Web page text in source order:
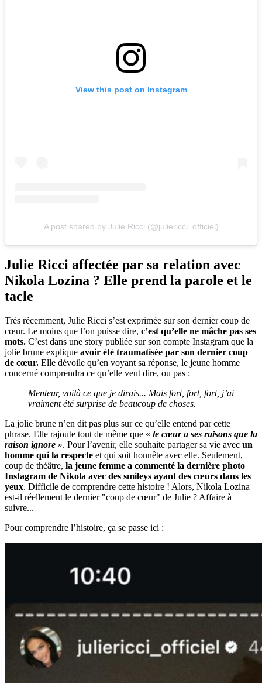
View this post on Instagram
A post shared by Julie Ricci (@juliericci_officiel)
Julie Ricci affectée par sa relation avec
Nikola Lozina ? Elle prend la parole et le
tacle
Très récemment, Julie Ricci s’est exprimée sur son dernier coup de
cœur. Le moins que l’on puisse dire, c’est qu’elle ne mâche pas ses
mots. C’est dans une story publiée sur son compte Instagram que la
jolie brune explique avoir été traumatisée par son dernier coup
de cœur. Elle dévoile qu’en voyant sa réponse, le jeune homme
concerné comprendra ce qu’elle veut dire, ou pas :
Menteur, voilà ce que je dirais... Mais fort, fort, fort, j’ai
vraiment été surprise de beaucoup de choses.
La jolie brune n’en dit pas plus sur ce qu’elle entend par cette
phrase. Elle rajoute tout de même que « le cœur a ses raisons que la
raison ignore ». Pour l’avenir, elle souhaite partager sa vie avec un
homme qui la respecte et qui soit honnête avec elle. Seulement,
coup de théâtre, la jeune femme a commenté la dernière photo
Instagram de Nikola avec des smileys ayant des cœurs dans les
yeux. Difficile de comprendre cette histoire ! Alors, Nikola Lozina
est-il réellement le dernier "coup de cœur" de Julie ? Affaire à
suivre...
Pour comprendre l’histoire, ça se passe ici :